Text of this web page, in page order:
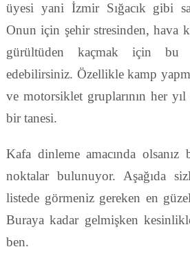
üyesi yani İzmir Sığacık gibi
Onun için şehir stresinden, hava
gürültüden kaçmak için bu
edebilirsiniz. Özellikle kamp
ve motorsiklet gruplarının her yıl
bir tanesi.
Kafa dinleme amacında
noktalar bulunuyor. Aşağıda
listede görmeniz gereken en
Buraya kadar gelmişken
ben.